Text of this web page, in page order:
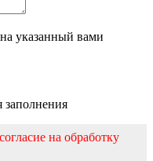
указанный вами
заполнения
на обработку